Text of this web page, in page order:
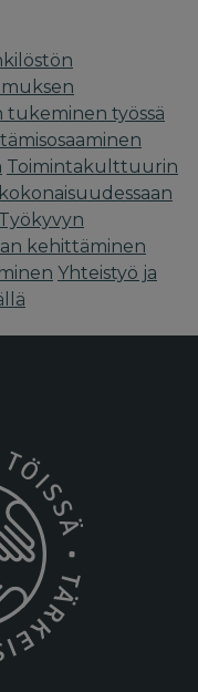
työssä
Toimintakulttuurin
Työkyvyn
kehittäminen
Yhteistyö ja